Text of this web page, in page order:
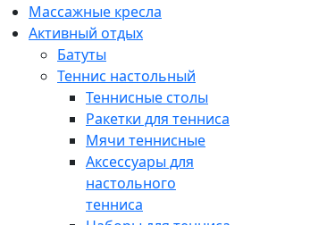
Массажные кресла
Активный отдых
Батуты
Теннис настольный
Теннисные столы
Ракетки для тенниса
Мячи теннисные
Аксессуары для
настольного
тенниса